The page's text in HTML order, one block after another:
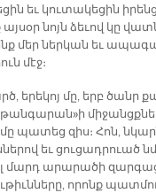
եւ կուտակեցին իրենց
այսօր նոյն ձեւով կը
մեր ներկան եւ
մէջ։
երեկոյ մը, երբ ծանր
պատեց զիս։ Հոն,
եւ ցուցադրուած
մարդ արարածի
որոնք